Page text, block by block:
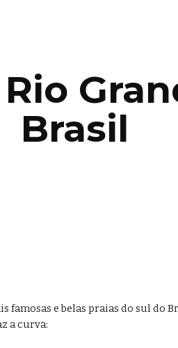
Brasil
famosas e belas praias do sul do
a curva: